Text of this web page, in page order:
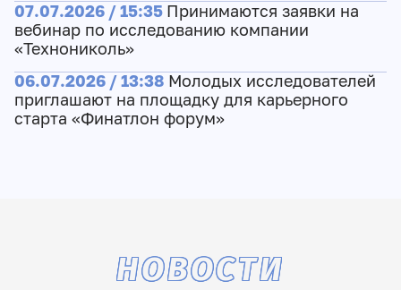
07.07.2026 / 15:35 Принимаются заявки на
вебинар по исследованию компании
«Технониколь»
06.07.2026 / 13:38 Молодых исследователей
приглашают на площадку для карьерного
старта «Финатлон форум»
НОВОСТИ